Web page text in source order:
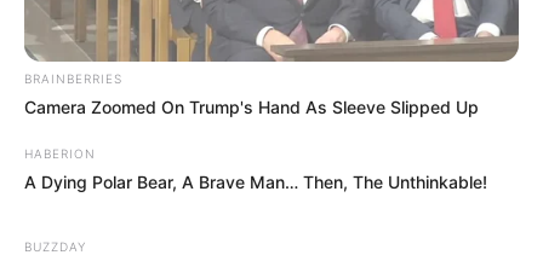
BRAINBERRIES
Camera Zoomed On Trump's Hand As Sleeve Slipped Up
HABERION
A Dying Polar Bear, A Brave Man… Then, The Unthinkable!
BUZZDAY